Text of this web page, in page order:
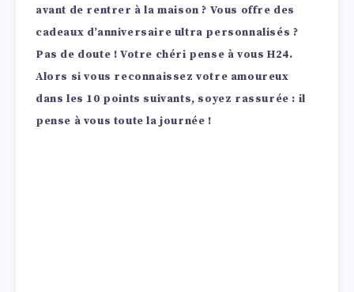
avant de rentrer à la maison ? Vous offre des
cadeaux d’anniversaire ultra personnalisés ?
Pas de doute ! Votre chéri pense à vous H24.
Alors si vous reconnaissez votre amoureux
dans les 10 points suivants, soyez rassurée : il
pense à vous toute la journée !